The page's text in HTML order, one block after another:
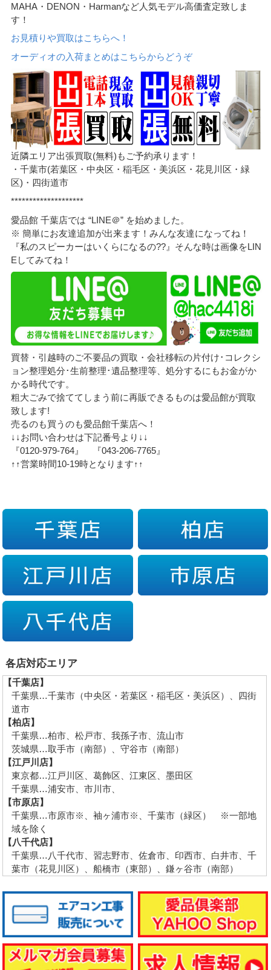
MAHA・DENON・Harmanなど人気モデル高価査定致しま
す！
お見積りや買取はこちらへ！
オーディオの入荷まとめはこちらからどうぞ
近隣エリア出張買取(無料)もご予約承ります！
・千葉市(若葉区・中央区・稲毛区・美浜区・花見川区・緑
区)・四街道市
********************
愛品館 千葉店では “LINE＠” を始めました。
※ 簡単にお友達追加が出来ます！みんな友達になってね！
『私のスピーカーはいくらになるの??』そんな時は画像をLIN
Eしてみてね！
買替・引越時のご不要品の買取・会社移転の片付け･コレクシ
ョン整理処分･生前整理･遺品整理等、処分するにもお金がか
かる時代です。
粗大ごみで捨ててしまう前に再販できるものは愛品館が買取
致します!
売るのも買うのも愛品館千葉店へ！
↓↓お問い合わせは下記番号より↓↓
『0120-979-764』 『043-206-7765』
↑↑営業時間10-19時となります↑↑
各店対応エリア
【千葉店】
千葉県…千葉市（中央区・若葉区・稲毛区・美浜区）、四街
道市
【柏店】
千葉県…柏市、松戸市、我孫子市、流山市
茨城県…取手市（南部）、守谷市（南部）
【江戸川店】
東京都…江戸川区、葛飾区、江東区、墨田区
千葉県…浦安市、市川市、
【市原店】
千葉県…市原市※、袖ヶ浦市※、千葉市（緑区） ※一部地
域を除く
【八千代店】
千葉県…八千代市、習志野市、佐倉市、印西市、白井市、千
葉市（花見川区）、船橋市（東部）、鎌ヶ谷市（南部）